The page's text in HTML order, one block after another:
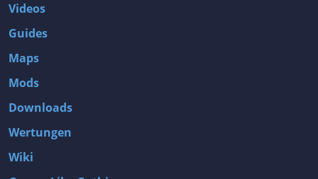
Videos
Guides
Maps
Mods
Downloads
Wertungen
Wiki